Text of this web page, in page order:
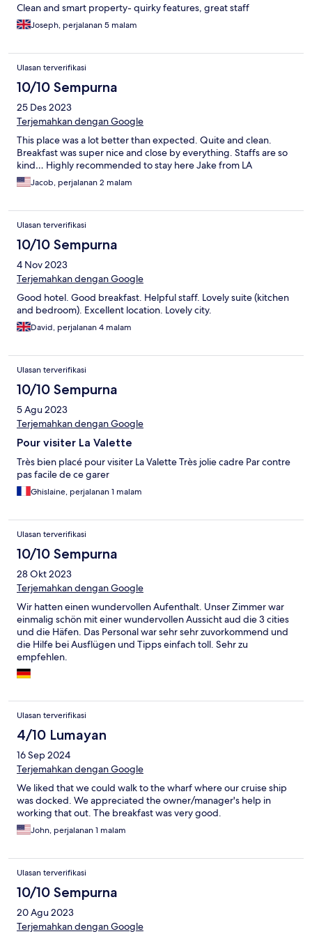
Clean and smart property- quirky features, great staff
Joseph, perjalanan 5 malam
Ulasan terverifikasi
10/10 Sempurna
25 Des 2023
Terjemahkan dengan Google
This place was a lot better than expected. Quite and clean.
Breakfast was super nice and close by everything. Staffs are so
kind… Highly recommended to stay here Jake from LA
Jacob, perjalanan 2 malam
Ulasan terverifikasi
10/10 Sempurna
4 Nov 2023
Terjemahkan dengan Google
Good hotel. Good breakfast. Helpful staff. Lovely suite (kitchen
and bedroom). Excellent location. Lovely city.
David, perjalanan 4 malam
Ulasan terverifikasi
10/10 Sempurna
5 Agu 2023
Terjemahkan dengan Google
Pour visiter La Valette
Très bien placé pour visiter La Valette Très jolie cadre Par contre
pas facile de ce garer
Ghislaine, perjalanan 1 malam
Ulasan terverifikasi
10/10 Sempurna
28 Okt 2023
Terjemahkan dengan Google
Wir hatten einen wundervollen Aufenthalt. Unser Zimmer war
einmalig schön mit einer wundervollen Aussicht aud die 3 cities
und die Häfen. Das Personal war sehr sehr zuvorkommend und
die Hilfe bei Ausflügen und Tipps einfach toll. Sehr zu
empfehlen.
Ulasan terverifikasi
4/10 Lumayan
16 Sep 2024
Terjemahkan dengan Google
We liked that we could walk to the wharf where our cruise ship
was docked. We appreciated the owner/manager's help in
working that out. The breakfast was very good.
John, perjalanan 1 malam
Ulasan terverifikasi
10/10 Sempurna
20 Agu 2023
Terjemahkan dengan Google